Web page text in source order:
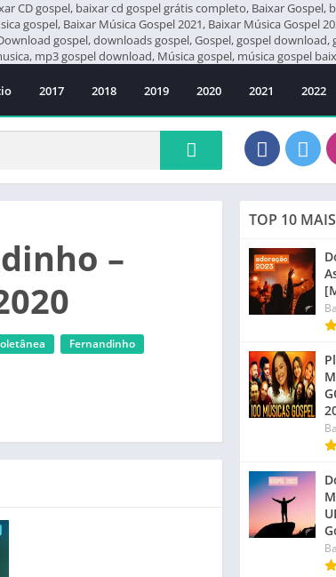
CD gospel, baixar cd gospel grátis completo, Baixar
Baixar Música Gospel 2021, Baixar Música Gospel
gospel, downloads gospel, Gospel, gospel
mp3 gospel download, Música gospel, música gospel
2017 2018 2019 2020 2021 2022
–
Fernandinho
TOP 10